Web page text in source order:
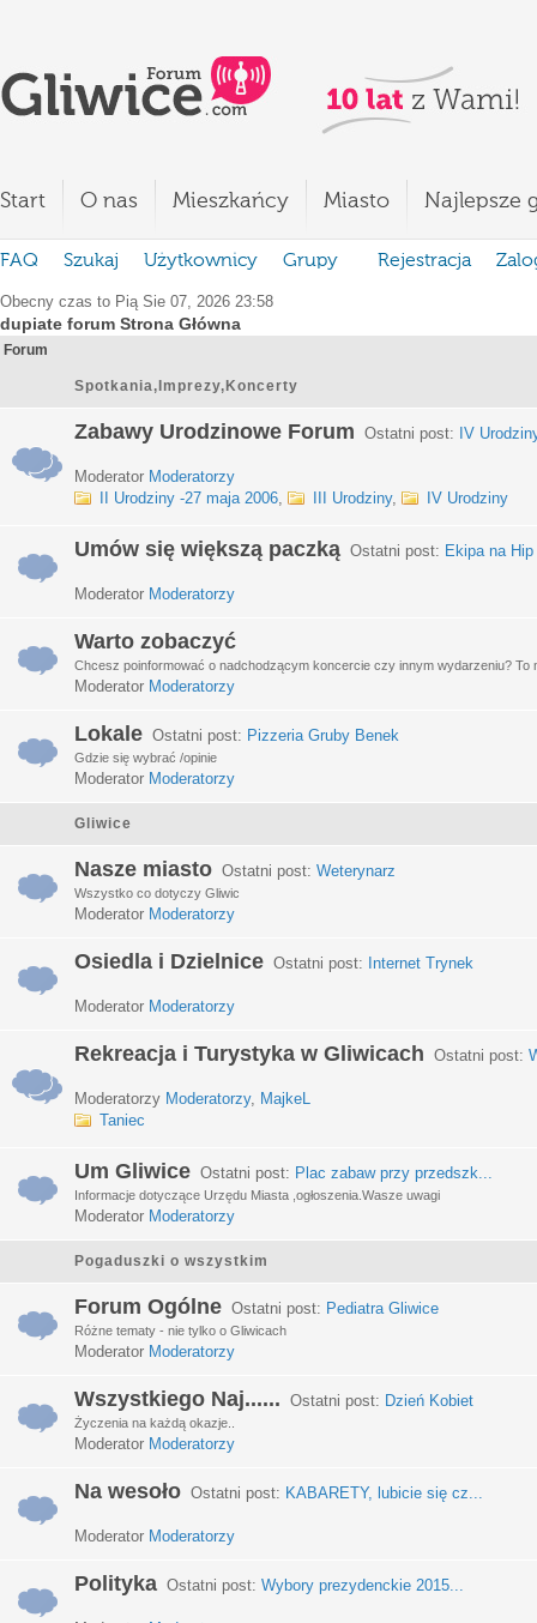
Start O nas Mieszkańcy Miasto Najlepsze
FAQ Szukaj Użytkownicy Grupy Rejestracja
Obecny czas to Pią Sie 07, 2026 23:58
dupiate forum Strona Główna
Forum
Spotkania,Imprezy,Koncerty
Zabawy Urodzinowe Forum Ostatni post: IV
Moderator Moderatorzy
II Urodziny -27 maja 2006, III Urodziny, IV Urodziny
Umów się większą paczką Ostatni post: Ekipa na
Moderator Moderatorzy
Warto zobaczyć
Chcesz poinformować o nadchodzącym koncercie czy innym wydarzeniu? To
Moderator Moderatorzy
Lokale Ostatni post: Pizzeria Gruby Benek
Gdzie się wybrać /opinie
Moderator Moderatorzy
Gliwice
Nasze miasto Ostatni post: Weterynarz
Wszystko co dotyczy Gliwic
Moderator Moderatorzy
Osiedla i Dzielnice Ostatni post: Internet Trynek
Moderator Moderatorzy
Rekreacja i Turystyka w Gliwicach Ostatni post:
Moderatorzy Moderatorzy, MajkeL
Taniec
Um Gliwice Ostatni post: Plac zabaw przy przedszk...
Informacje dotyczące Urzędu Miasta ,ogłoszenia.Wasze uwagi
Moderator Moderatorzy
Pogaduszki o wszystkim
Forum Ogólne Ostatni post: Pediatra Gliwice
Różne tematy - nie tylko o Gliwicach
Moderator Moderatorzy
Wszystkiego Naj...... Ostatni post: Dzień Kobiet
Życzenia na każdą okazje..
Moderator Moderatorzy
Na wesoło Ostatni post: KABARETY, lubicie się cz...
Moderator Moderatorzy
Polityka Ostatni post: Wybory prezydenckie 2015...